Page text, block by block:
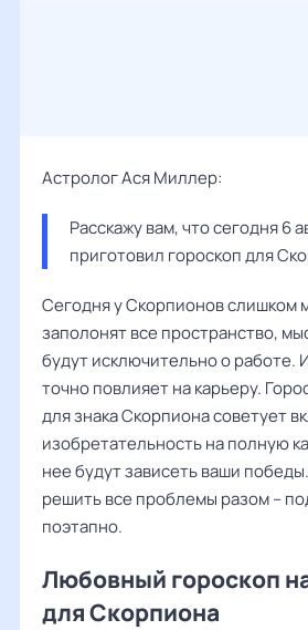
Астролог Ася Миллер:
Расскажу вам, что сегодня 6
приготовил гороскоп для
Сегодня у Скорпионов слишком
заполонят все пространство,
будут исключительно о работе.
точно повлияет на карьеру.
для знака Скорпиона советует
изобретательность на полную
нее будут зависеть ваши
решить все проблемы разом –
поэтапно.
Любовный гороскоп
для Скорпиона